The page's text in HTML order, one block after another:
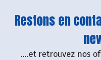
Restons en
....et retrouvez nos